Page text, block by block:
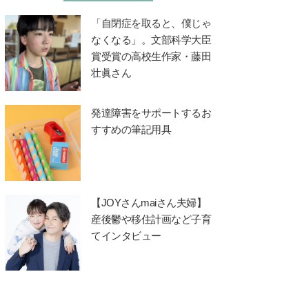
「自閉症を取ると、僕じゃ
なくなる」。文部科学大臣
賞受賞の高校生作家・藤田
壮眞さん
発達障害をサポートするお
すすめの筆記用具
【JOYさんmaiさん夫婦】
産後鬱や移住計画など子育
てインタビュー